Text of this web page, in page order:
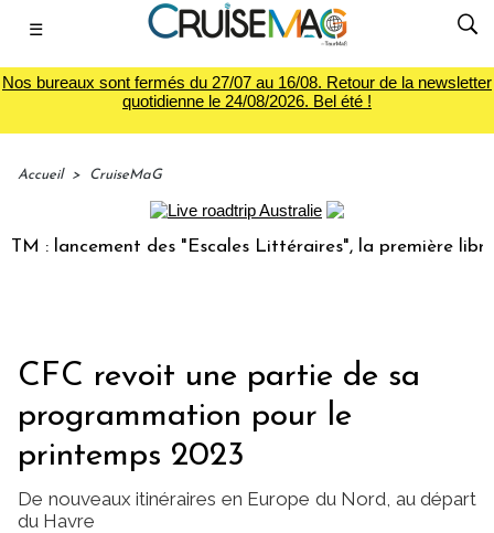
☰
Nos bureaux sont fermés du 27/07 au 16/08. Retour de la newsletter
quotidienne le 24/08/2026. Bel été !
Accueil > CruiseMaG
des "Escales Littéraires", la première librairie
CFC revoit une partie de sa
programmation pour le
printemps 2023
De nouveaux itinéraires en Europe du Nord, au départ
du Havre